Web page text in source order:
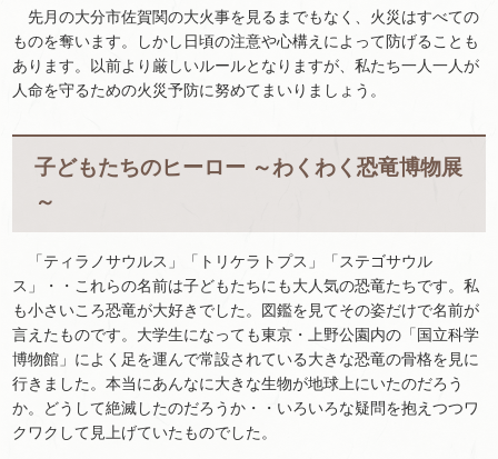
先月の大分市佐賀関の大火事を見るまでもなく、火災はすべての
ものを奪います。しかし日頃の注意や心構えによって防げることも
あります。以前より厳しいルールとなりますが、私たち一人一人が
人命を守るための火災予防に努めてまいりましょう。
子どもたちのヒーロー ～わくわく恐竜博物展
～
「ティラノサウルス」「トリケラトプス」「ステゴサウル
ス」・・これらの名前は子どもたちにも大人気の恐竜たちです。私
も小さいころ恐竜が大好きでした。図鑑を見てその姿だけで名前が
言えたものです。大学生になっても東京・上野公園内の「国立科学
博物館」によく足を運んで常設されている大きな恐竜の骨格を見に
行きました。本当にあんなに大きな生物が地球上にいたのだろう
か。どうして絶滅したのだろうか・・いろいろな疑問を抱えつつワ
クワクして見上げていたものでした。